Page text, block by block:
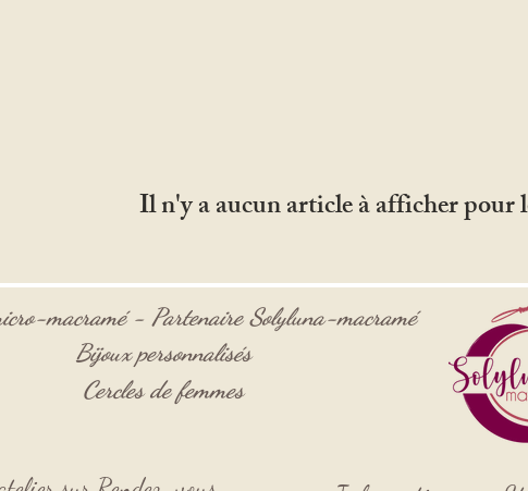
Il n'y a aucun article à afficher pour
macramé - PartenaireSolyluna-macramé
Bijoux personnalisés
Cercles de femmes